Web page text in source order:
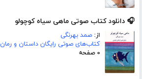
🎧 دانلود کتاب صوتی ماهی سیاه کوچولو
از: صمد بهرنگی
کتاب‌های صوتی رایگان داستان و رمان
۰ صفحه